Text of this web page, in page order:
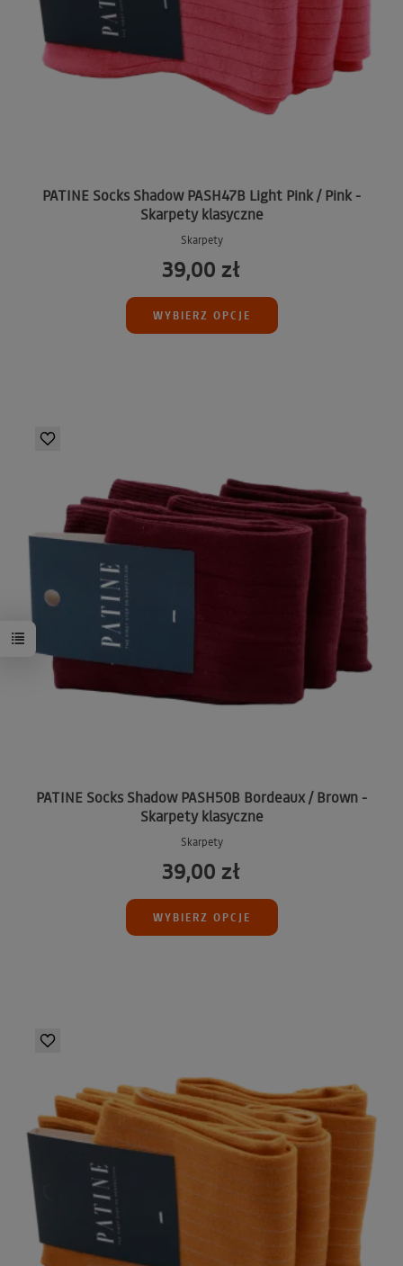
PATINE Socks Shadow PASH47B Light Pink / Pink -
Skarpety klasyczne
Skarpety
39,00 zł
WYBIERZ OPCJE
PATINE Socks Shadow PASH50B Bordeaux / Brown -
Skarpety klasyczne
Skarpety
39,00 zł
WYBIERZ OPCJE